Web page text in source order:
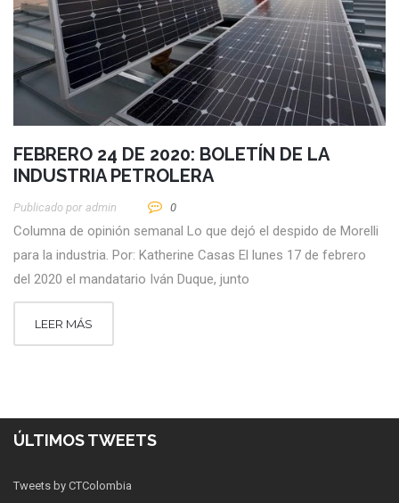
FEBRERO 24 DE 2020: BOLETÍN DE LA
INDUSTRIA PETROLERA
Publicado por Admin 0
Columna de opinión semanal Lo que dejó el despido de Morelli
para la industria. Por: Katherine Casas El lunes 17 de febrero
del 2020 el mandatario Iván Duque, junto
LEER MÁS
ÚLTIMOS TWEETS
Tweets by CTColombia